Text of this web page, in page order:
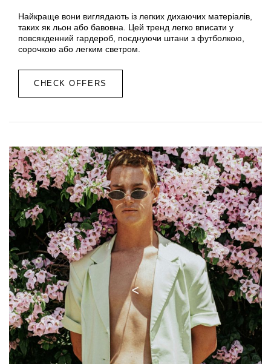
Найкраще вони виглядають із легких дихаючих матеріалів,
таких як льон або бавовна. Цей тренд легко вписати у
повсякденний гардероб, поєднуючи штани з футболкою,
сорочкою або легким светром.
CHECK OFFERS